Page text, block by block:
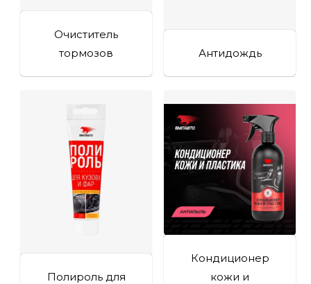
Очиститель
тормозов
Антидождь
Полироль для
Кондиционер
кожи и